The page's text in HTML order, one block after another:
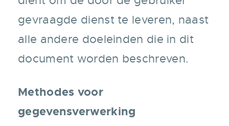
gevraagde dienst te leveren, naast
alle andere doeleinden die in dit
document worden beschreven.
Methodes voor
gegevensverwerking